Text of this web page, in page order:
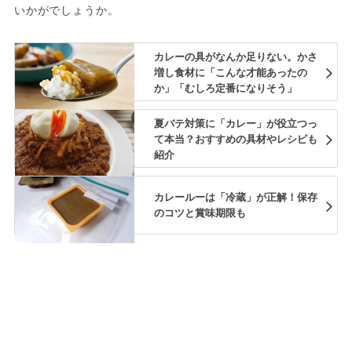
いかがでしょうか。
カレーの具がなんか足りない。かさ
増し食材に「こんな才能あったの
か」「むしろ定番になりそう」
夏バテ対策に「カレー」が役立つっ
て本当？おすすめの具材やレシピも
紹介
カレールーは「冷蔵」が正解！保存
のコツと賞味期限も